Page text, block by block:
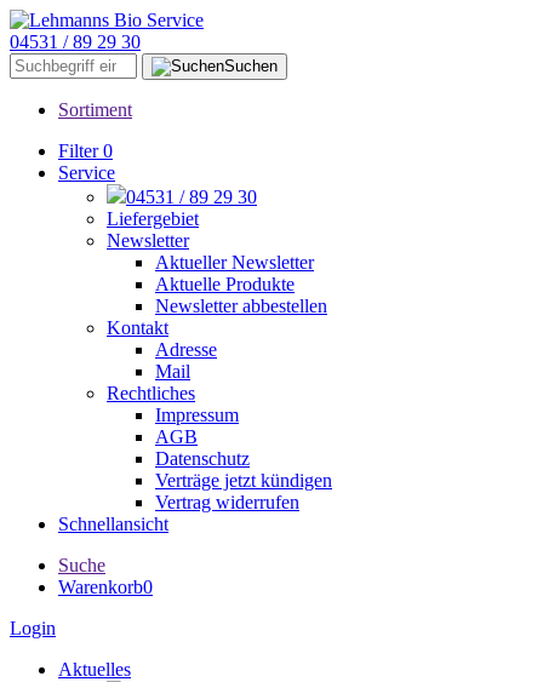
04531 / 89 29 30
Suchen
Sortiment
Filter 0
Service
04531 / 89 29 30
Liefergebiet
Newsletter
Aktueller Newsletter
Aktuelle Produkte
Newsletter abbestellen
Kontakt
Adresse
Mail
Rechtliches
Impressum
AGB
Datenschutz
Verträge jetzt kündigen
Vertrag widerrufen
Schnellansicht
Suche
Warenkorb0
Login
Aktuelles